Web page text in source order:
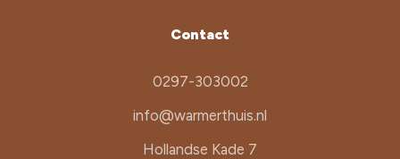
Contact
0297-303002
info@warmerthuis.nl
Hollandse Kade 7